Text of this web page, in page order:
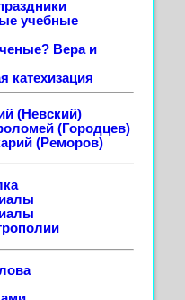
учебные
Вера и
катехизация
(Невский)
(Городцев)
(Реморов)